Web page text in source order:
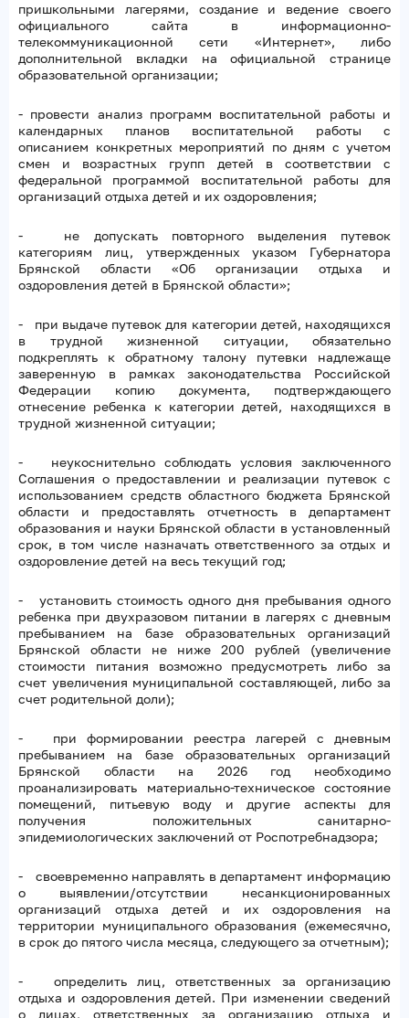
пришкольными лагерями, создание и ведение своего
официального сайта в информационно-
телекоммуникационной сети «Интернет», либо
дополнительной вкладки на официальной странице
образовательной организации;
- провести анализ программ воспитательной работы и
календарных планов воспитательной работы с
описанием конкретных мероприятий по дням с учетом
смен и возрастных групп детей в соответствии с
федеральной программой воспитательной работы для
организаций отдыха детей и их оздоровления;
- не допускать повторного выделения путевок
категориям лиц, утвержденных указом Губернатора
Брянской области «Об организации отдыха и
оздоровления детей в Брянской области»;
- при выдаче путевок для категории детей, находящихся
в трудной жизненной ситуации, обязательно
подкреплять к обратному талону путевки надлежаще
заверенную в рамках законодательства Российской
Федерации копию документа, подтверждающего
отнесение ребенка к категории детей, находящихся в
трудной жизненной ситуации;
- неукоснительно соблюдать условия заключенного
Соглашения о предоставлении и реализации путевок с
использованием средств областного бюджета Брянской
области и предоставлять отчетность в департамент
образования и науки Брянской области в установленный
срок, в том числе назначать ответственного за отдых и
оздоровление детей на весь текущий год;
- установить стоимость одного дня пребывания одного
ребенка при двухразовом питании в лагерях с дневным
пребыванием на базе образовательных организаций
Брянской области не ниже 200 рублей (увеличение
стоимости питания возможно предусмотреть либо за
счет увеличения муниципальной составляющей, либо за
счет родительной доли);
- при формировании реестра лагерей с дневным
пребыванием на базе образовательных организаций
Брянской области на 2026 год необходимо
проанализировать материально-техническое состояние
помещений, питьевую воду и другие аспекты для
получения положительных санитарно-
эпидемиологических заключений от Роспотребнадзора;
- своевременно направлять в департамент информацию
о выявлении/отсутствии несанкционированных
организаций отдыха детей и их оздоровления на
территории муниципального образования (ежемесячно,
в срок до пятого числа месяца, следующего за отчетным);
- определить лиц, ответственных за организацию
отдыха и оздоровления детей. При изменении сведений
о лицах, ответственных за организацию отдыха и